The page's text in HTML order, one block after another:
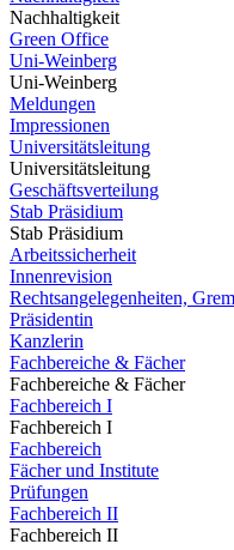
Nachhaltigkeit
Green Office
Uni-Weinberg
Uni-Weinberg
Meldungen
Impressionen
Universitätsleitung
Universitätsleitung
Geschäftsverteilung
Stab Präsidium
Stab Präsidium
Arbeitssicherheit
Innenrevision
Rechtsangelegenheiten,
Präsidentin
Kanzlerin
Fachbereiche & Fächer
Fachbereiche & Fächer
Fachbereich I
Fachbereich I
Fachbereich
Fächer und Institute
Prüfungen
Fachbereich II
Fachbereich II